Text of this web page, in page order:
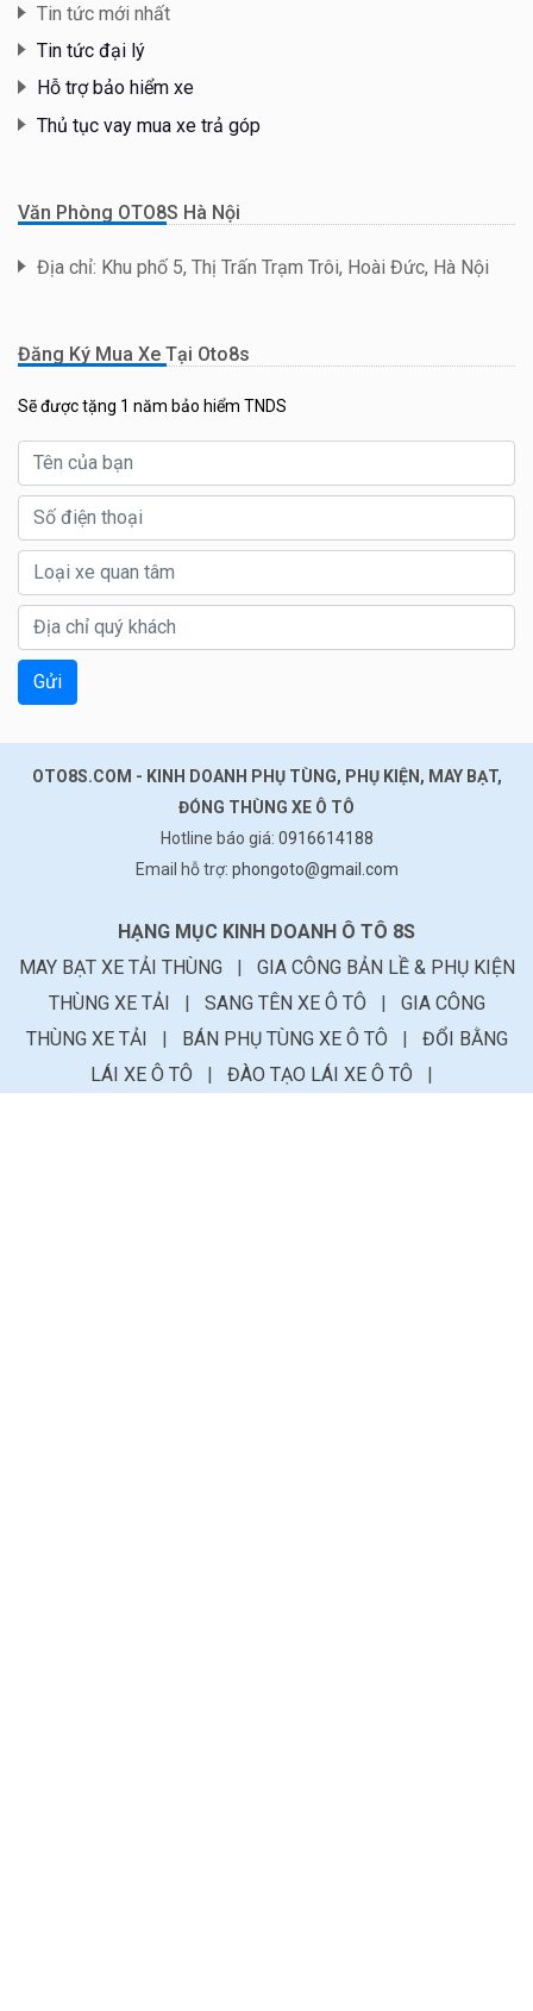
Tin tức mới nhất
Tin tức đại lý
Hỗ trợ bảo hiểm xe
Thủ tục vay mua xe trả góp
Văn Phòng OTO8S Hà Nội
Địa chỉ: Khu phố 5, Thị Trấn Trạm Trôi, Hoài Đức, Hà Nội
Đăng Ký Mua Xe Tại Oto8s
Sẽ được tặng 1 năm bảo hiểm TNDS
Gửi
OTO8S.COM - KINH DOANH PHỤ TÙNG, PHỤ KIỆN, MAY BẠT,
ĐÓNG THÙNG XE Ô TÔ
Hotline báo giá: 0916614188
Email hỗ trợ: phongoto@gmail.com
HẠNG MỤC KINH DOANH Ô TÔ 8S
MAY BẠT XE TẢI THÙNG
| GIA CÔNG BẢN LỀ & PHỤ KIỆN
THÙNG XE TẢI
| SANG TÊN XE Ô TÔ | GIA CÔNG
THÙNG XE TẢI
| BÁN PHỤ TÙNG XE Ô TÔ | ĐỔI BẰNG
LÁI XE Ô TÔ
| ĐÀO TẠO LÁI XE Ô TÔ |